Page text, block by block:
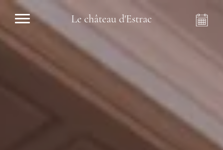
Le château d'Estrac